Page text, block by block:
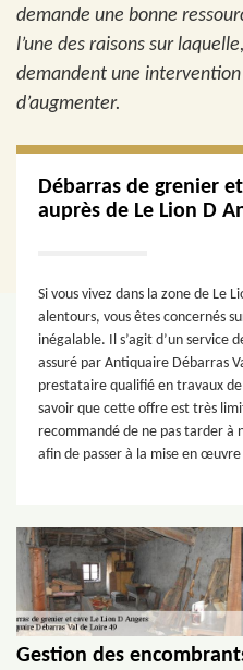
demande une bonne
l’une des raisons sur
demandent une
d’augmenter.
Débarras de grenier
auprès de Le Lion D
Si vous vivez dans la zone de Le
alentours, vous êtes concernés
inégalable. Il s’agit d’un service
assuré par Antiquaire Débarras
prestataire qualifié en travaux
savoir que cette offre est très
recommandé de ne pas tarder
afin de passer à la mise en
Gestion des